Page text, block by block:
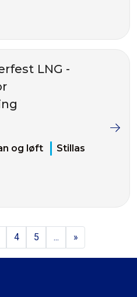
LNG -
og løft
Stillas
4 5 ... »